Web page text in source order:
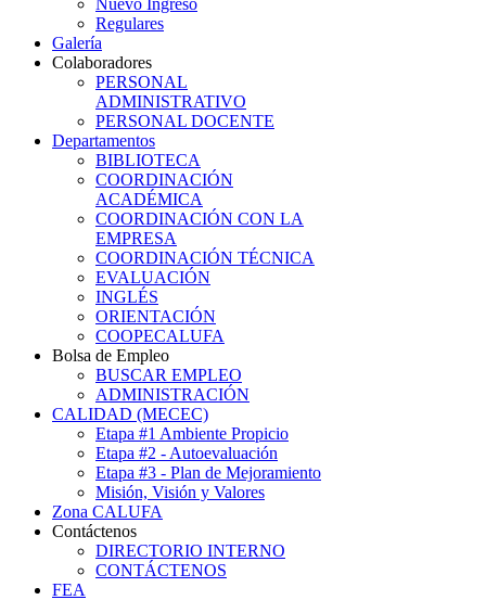
Nuevo Ingreso
Regulares
Galería
Colaboradores
PERSONAL
ADMINISTRATIVO
PERSONAL DOCENTE
Departamentos
BIBLIOTECA
COORDINACIÓN
ACADÉMICA
COORDINACIÓN CON LA
EMPRESA
COORDINACIÓN TÉCNICA
EVALUACIÓN
INGLÉS
ORIENTACIÓN
COOPECALUFA
Bolsa de Empleo
BUSCAR EMPLEO
ADMINISTRACIÓN
CALIDAD (MECEC)
Etapa #1 Ambiente Propicio
Etapa #2 - Autoevaluación
Etapa #3 - Plan de Mejoramiento
Misión, Visión y Valores
Zona CALUFA
Contáctenos
DIRECTORIO INTERNO
CONTÁCTENOS
FEA